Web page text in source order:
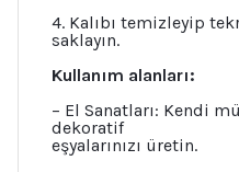
4. Kalıbı temizleyip
saklayın.
Kullanım alanları:
– El Sanatları: Kendi
dekoratif
eşyalarınızı üretin.